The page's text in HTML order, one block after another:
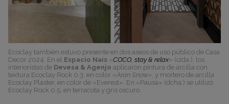
Ecoclay también estuvo presente en dos aseos de uso público de Casa
Decor 2024. En el Espacio Nais «COCO, stay & relax» (izda.), los
interioristas de Devesa & Agenjo aplicaron pintura de arcilla con
textura Ecoclay Rock 0.3, en color «Aran Snow», y mortero de arcilla
Ecoclay Plaster, en color de «Everest». En «Pausa» (dcha.) se utilizó
Ecoclay Rock 0.5, en terracota y gris oscuro.